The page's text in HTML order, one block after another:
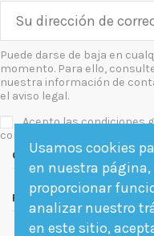
Puede darse de baja en
momento. Para ello,
nuestra información de
el aviso legal.
Acepto las condiciones
confidencialidad
Contact us
Follow us
Usamos cookies
en nuestra
proporcionar
analizar nuestro
en este sitio,